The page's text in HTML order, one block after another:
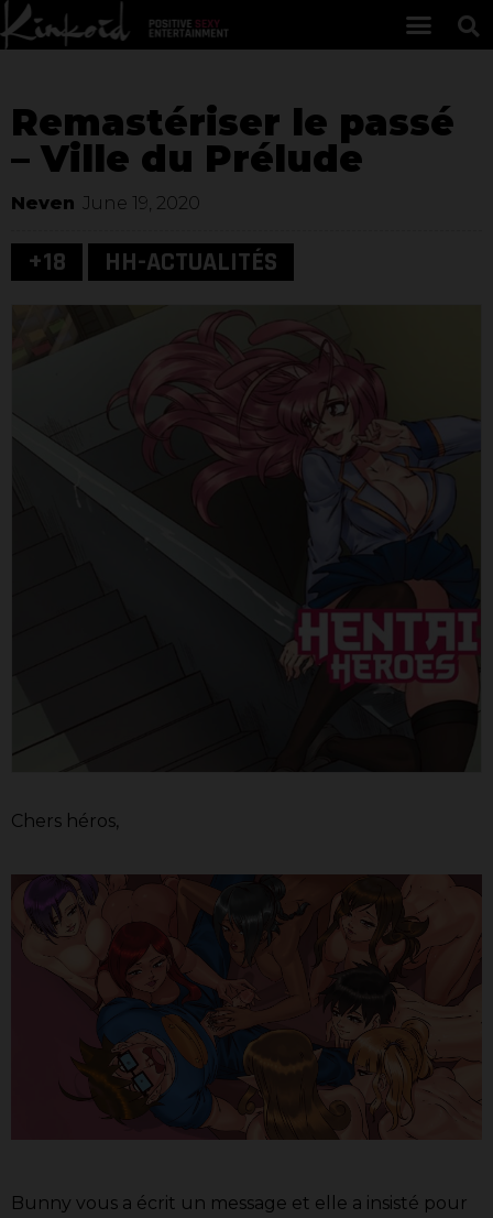
Remastériser le passé
– Ville du Prélude
Neven June 19, 2020
+18 HH-ACTUALITÉS
Chers héros,
Bunny vous a écrit un message et elle a insisté pour